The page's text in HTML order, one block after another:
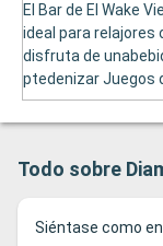
El Bar de El Wake
ideal para relajores
disfruta de
ptedenizar Juegos
Todo sobre
Siéntase como